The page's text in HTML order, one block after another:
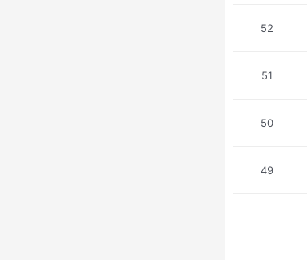
52
51
50
49